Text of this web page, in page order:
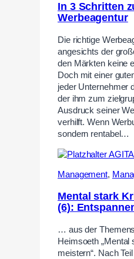
In 3 Schritten
Werbeagentur
Die richtige
angesichts der
den Märkten keine
Doch mit einer
jeder Unternehmer
der ihm zum
Ausdruck seiner
verhilft. Wenn
sondern rentabel…
Management,
Mental stark
(6):
… aus der
Heimsoeth „Mental
meistern“. Nach